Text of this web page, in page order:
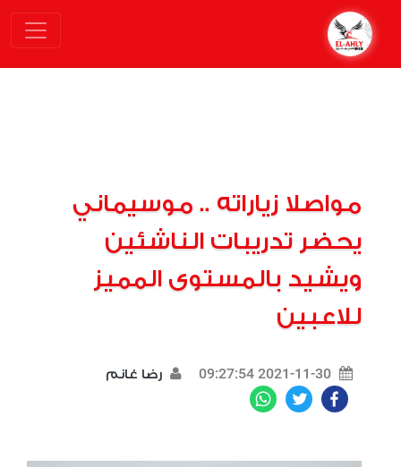
مواصلا زياراته .. موسيماني
يحضر تدريبات الناشئين
ويشيد بالمستوى المميز
للاعبين
2021-11-30 09:27:54 رضا غانم
Facebook
Twitter